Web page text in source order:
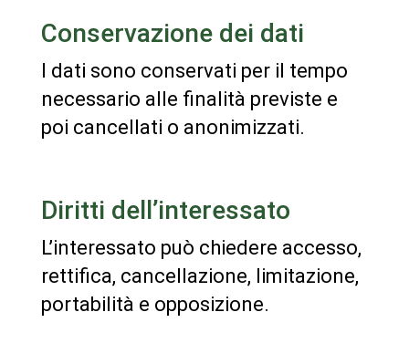
Conservazione dei dati
I dati sono conservati per il tempo
necessario alle finalità previste e
poi cancellati o anonimizzati.
Diritti dell’interessato
L’interessato può chiedere accesso,
rettifica, cancellazione, limitazione,
portabilità e opposizione.